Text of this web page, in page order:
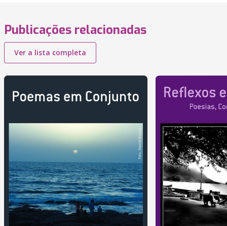
Publicações relacionadas
Ver a lista completa